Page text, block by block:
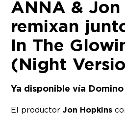
ANNA &
remixan
In The
(Night
Ya disponible vía
El productorJon Hopkins